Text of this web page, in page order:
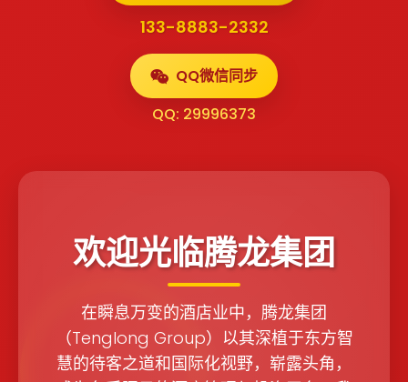
133-8883-2332
QQ微信同步
QQ: 29996373
欢迎光临腾龙集团
在瞬息万变的酒店业中，腾龙集团
（Tenglong Group）以其深植于东方智
慧的待客之道和国际化视野，崭露头角，